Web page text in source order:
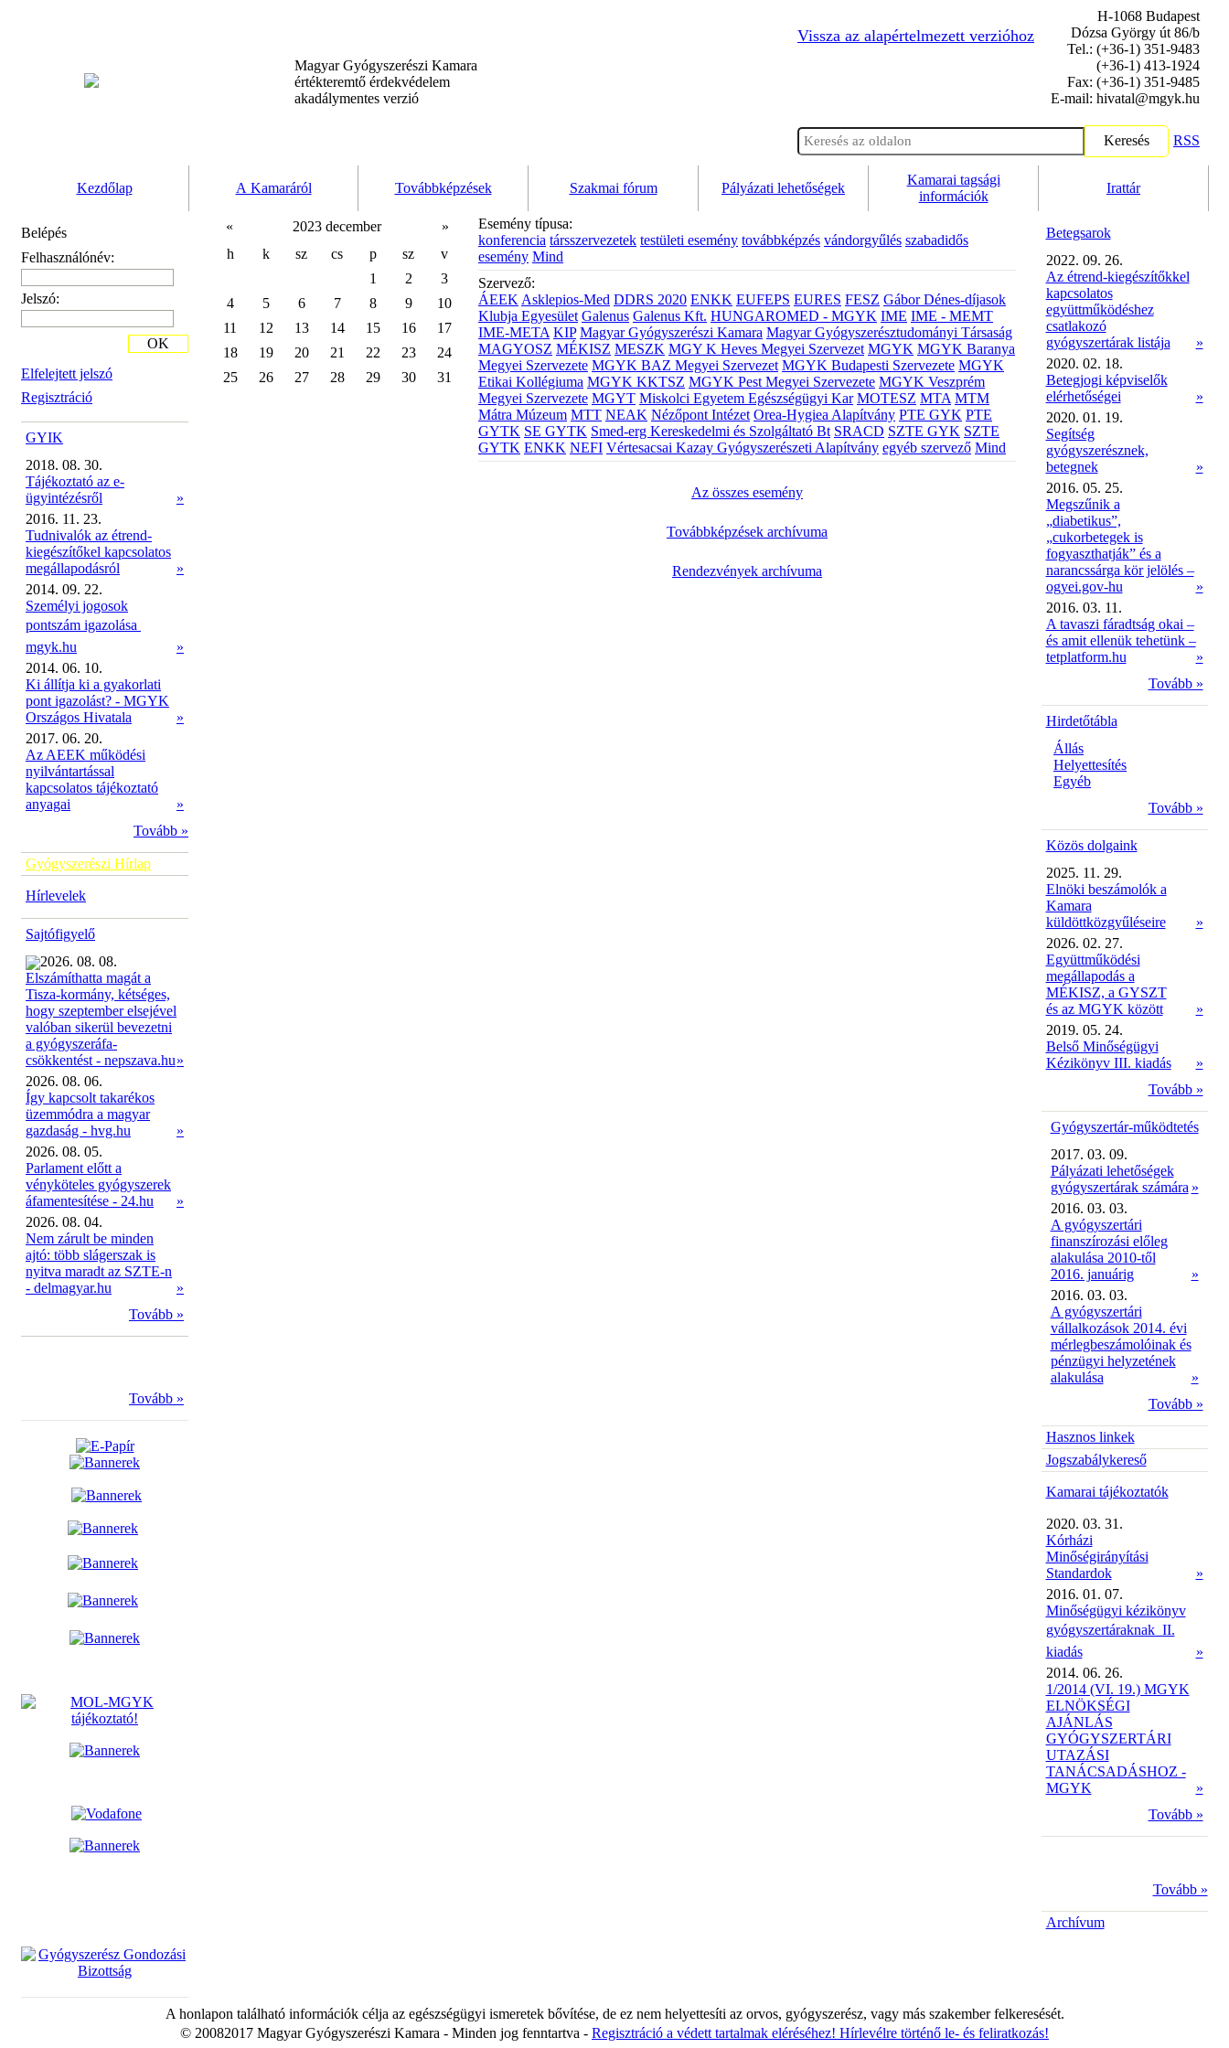
Magyar Gyógyszerészi Kamara
értékteremtő érdekvédelem
akadálymentes verzió
Vissza az alapértelmezett verzióhoz
H-1068 Budapest
Dózsa György út 86/b
Tel.: (+36-1) 351-9483
(+36-1) 413-1924
Fax: (+36-1) 351-9485
E-mail: hivatal@mgyk.hu
Keresés RSS
Kezdőlap A Kamaráról Továbbképzések Szakmai fórum Pályázati lehetőségek
Kamarai tagsági
információk
Irattár
Belépés
Felhasználónév:
Jelszó:
Elfelejtett jelszó
Regisztráció
OK
GYIK
2018. 08. 30.
Tájékoztató az e-
ügyintézésről
»
2016. 11. 23.
Tudnivalók az étrend-
kiegészítőkel kapcsolatos
megállapodásról
»
2014. 09. 22.
Személyi jogosok
pontszám igazolása 
mgyk.hu
»
2014. 06. 10.
Ki állítja ki a gyakorlati
pont igazolást? - MGYK
Országos Hivatala
»
2017. 06. 20.
Az AEEK működési
nyilvántartással
kapcsolatos tájékoztató
anyagai
»
Tovább »
Gyógyszerészi Hírlap
Hírlevelek
Sajtófigyelő
2026. 08. 08.
Elszámíthatta magát a
Tisza-kormány, kétséges,
hogy szeptember elsejével
valóban sikerül bevezetni
a gyógyszeráfa-
csökkentést - nepszava.hu»
2026. 08. 06.
Így kapcsolt takarékos
üzemmódra a magyar
gazdaság - hvg.hu
»
2026. 08. 05.
Parlament előtt a
vényköteles gyógyszerek
áfamentesítése - 24.hu
»
2026. 08. 04.
Nem zárult be minden
ajtó: több slágerszak is
nyitva maradt az SZTE-n
- delmagyar.hu
»
Tovább »
Tovább »
« 2023 december
»
h
k sz cs p sz
v
1
2
3
4
5 6 7 8 9
10
11
12 13 14 15 16
17
18
19 20 21 22 23
24
25
26 27 28 29 30 31
Esemény típusa:
konferencia társszervezetek testületi esemény továbbképzés vándorgyűlés szabadidős
esemény Mind
Szervező:
ÁEEK Asklepios-Med DDRS 2020 ENKK EUFEPS EURES FESZ Gábor Dénes-díjasok
Klubja Egyesület Galenus Galenus Kft. HUNGAROMED - MGYK IME IME - MEMT
IME-META KIP Magyar Gyógyszerészi Kamara Magyar Gyógyszerésztudományi Társaság
MAGYOSZ MÉKISZ MESZK MGY K Heves Megyei Szervezet MGYK MGYK Baranya
Megyei Szervezete MGYK BAZ Megyei Szervezet MGYK Budapesti Szervezete MGYK
Etikai Kollégiuma MGYK KKTSZ MGYK Pest Megyei Szervezete MGYK Veszprém
Megyei Szervezete MGYT Miskolci Egyetem Egészségügyi Kar MOTESZ MTA MTM
Mátra Múzeum MTT NEAK Nézőpont Intézet Orea-Hygiea Alapítvány PTE GYK PTE
GYTK SE GYTK Smed-erg Kereskedelmi és Szolgáltató Bt SRACD SZTE GYK SZTE
GYTK ENKK NEFI Vértesacsai Kazay Gyógyszerészeti Alapítvány egyéb szervező Mind
Az összes esemény
Továbbképzések archívuma
Rendezvények archívuma
Betegsarok
2022. 09. 26.
Az étrend-kiegészítőkkel
kapcsolatos
együttműködéshez
csatlakozó
gyógyszertárak listája
»
2020. 02. 18.
Betegjogi képviselők
elérhetőségei
»
2020. 01. 19.
Segítség
gyógyszerésznek,
betegnek
»
2016. 05. 25.
Megszűnik a
„diabetikus”,
„cukorbetegek is
fogyaszthatják” és a
narancssárga kör jelölés –
ogyei.gov-hu
»
2016. 03. 11.
A tavaszi fáradtság okai –
és amit ellenük tehetünk –
tetplatform.hu
»
Tovább »
Hirdetőtábla
Állás
Helyettesítés
Egyéb
Tovább »
Közös dolgaink
2025. 11. 29.
Elnöki beszámolók a
Kamara
küldöttközgyűléseire
»
2026. 02. 27.
Együttműködési
megállapodás a
MÉKISZ, a GYSZT
és az MGYK között
»
2019. 05. 24.
Belső Minőségügyi
Kézikönyv III. kiadás
»
Tovább »
Gyógyszertár-működtetés
2017. 03. 09.
Pályázati lehetőségek
gyógyszertárak számára »
2016. 03. 03.
A gyógyszertári
finanszírozási előleg
alakulása 2010-től
2016. januárig
»
2016. 03. 03.
A gyógyszertári
vállalkozások 2014. évi
mérlegbeszámolóinak és
pénzügyi helyzetének
alakulása
»
Tovább »
Hasznos linkek
Jogszabálykereső
Kamarai tájékoztatók
2020. 03. 31.
Kórházi
Minőségirányítási
Standardok
»
2016. 01. 07.
Minőségügyi kézikönyv
gyógyszertáraknak  II.
kiadás
»
2014. 06. 26.
1/2014 (VI. 19.) MGYK
ELNÖKSÉGI
AJÁNLÁS
GYÓGYSZERTÁRI
UTAZÁSI
TANÁCSADÁSHOZ -
MGYK
»
Tovább »
Tovább »
Archívum
A honlapon található információk célja az egészségügyi ismeretek bővítése, de ez nem helyettesíti az orvos, gyógyszerész, vagy más szakember felkeresését.
© 20082017 Magyar Gyógyszerészi Kamara - Minden jog fenntartva - Regisztráció a védett tartalmak eléréséhez! Hírlevélre történő le- és feliratkozás!